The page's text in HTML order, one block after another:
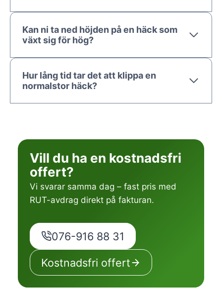
Kan ni ta ned höjden på en häck som
växt sig för hög?
Hur lång tid tar det att klippa en
normalstor häck?
Vill du ha en kostnadsfri
offert?
Vi svarar samma dag – fast pris med
RUT-avdrag direkt på fakturan.
076-916 88 31
Kostnadsfri offert